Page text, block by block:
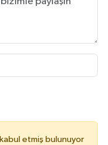
kabul etmiş bulunuyor